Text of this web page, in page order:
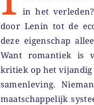
in het
door Lenin tot de
deze eigenschap
Want romantiek is
kritiek op het vijandig
samenleving.
maatschappelijk